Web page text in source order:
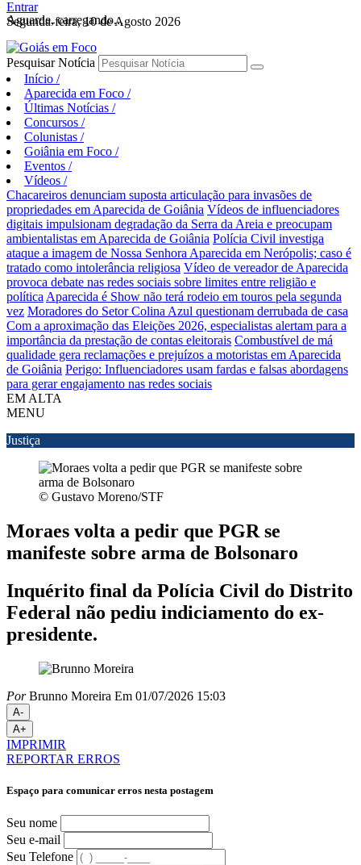
Aguarde, carregando...
Entrar
Segunda-feira, 10 de Agosto 2026
Pesquisar Notícia
Início /
Aparecida em Foco /
Últimas Notícias /
Concursos /
Colunistas /
Goiânia em Foco /
Eventos /
Vídeos /
Chacareiros denunciam suposta articulação para invasões de
propriedades em Aparecida de Goiânia Vídeos de influenciadores
digitais impulsionam degradação da Serra da Areia e preocupam
ambientalistas em Aparecida de Goiânia Polícia Civil investiga
ataque a imagem de Nossa Senhora Aparecida em Nerópolis; caso é
tratado como intolerância religiosa Vídeo de vereador de Aparecida
provoca debate nas redes sociais sobre limites entre religião e
política Aparecida é Show não terá rodeio em touros pela segunda
vez Moradores do Setor Colina Azul questionam derrubada de casa
Com a aproximação das Eleições 2026, especialistas alertam para a
importância da prestação de contas eleitorais Combustível de má
qualidade gera reclamações e prejuízos a motoristas em Aparecida
de Goiânia Perigo: Influenciadores usam fardas e falsas abordagens
para gerar engajamento nas redes sociais
EM ALTA
MENU
Justiça
© Gustavo Moreno/STF
Moraes volta a pedir que PGR se
manifeste sobre arma de Bolsonaro
Inquérito final da Polícia Civil do Distrito
Federal não pediu indiciamento do ex-
presidente.
PorBrunno Moreira Em 01/07/2026 15:03
A-
A+
IMPRIMIR
REPORTAR ERROS
Espaço para comunicar erros nesta postagem
Seu nome
Seu e-mail
Seu Telefone